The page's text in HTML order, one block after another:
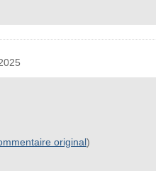
original)